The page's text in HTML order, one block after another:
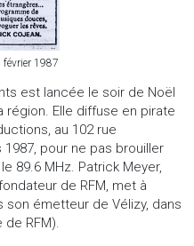
février 1987
est lancée le soir de Noël
région. Elle diffuse en pirate
au 102 rue
pour ne pas brouiller
89.6 MHz. Patrick Meyer,
de RFM, met à
émetteur de Vélizy, dans
RFM).